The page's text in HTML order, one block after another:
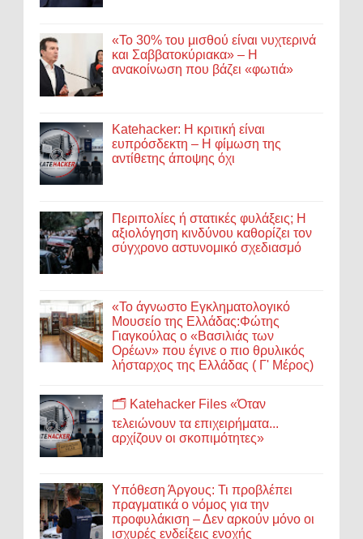
«Το 30% του μισθού είναι νυχτερινά
και Σαββατοκύριακα» – Η
ανακοίνωση που βάζει «φωτιά»
Katehacker: Η κριτική είναι
ευπρόσδεκτη – Η φίμωση της
αντίθετης άποψης όχι
Περιπολίες ή στατικές φυλάξεις; Η
αξιολόγηση κινδύνου καθορίζει τον
σύγχρονο αστυνομικό σχεδιασμό
«Το άγνωστο Εγκληματολογικό
Μουσείο της Ελλάδας:Φώτης
Γιαγκούλας ο «Βασιλιάς των
Ορέων» που έγινε ο πιο θρυλικός
λήσταρχος της Ελλάδας ( Γ' Μέρος)
🗂️ Katehacker Files «Όταν
τελειώνουν τα επιχειρήματα...
αρχίζουν οι σκοπιμότητες»
Υπόθεση Άργους: Τι προβλέπει
πραγματικά ο νόμος για την
προφυλάκιση – Δεν αρκούν μόνο οι
ισχυρές ενδείξεις ενοχής